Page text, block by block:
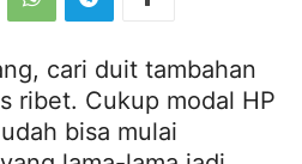
cari duit tambahan
ribet. Cukup modal HP
bisa mulai